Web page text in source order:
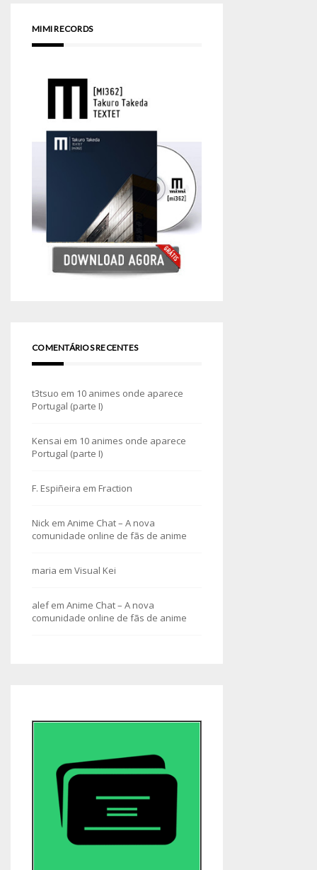
MIMI RECORDS
COMENTÁRIOS RECENTES
t3tsuo em 10 animes onde aparece
Portugal (parte I)
Kensai em 10 animes onde aparece
Portugal (parte I)
F. Espiñeira em Fraction
Nick em Anime Chat – A nova
comunidade online de fãs de anime
maria em Visual Kei
alefem Anime Chat – A nova
comunidade online de fãs de anime